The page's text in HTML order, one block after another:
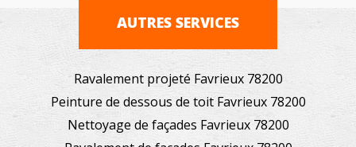
AUTRES SERVICES
Ravalement projeté Favrieux 78200
Peinture de dessous de toit Favrieux 78200
Nettoyage de façades Favrieux 78200